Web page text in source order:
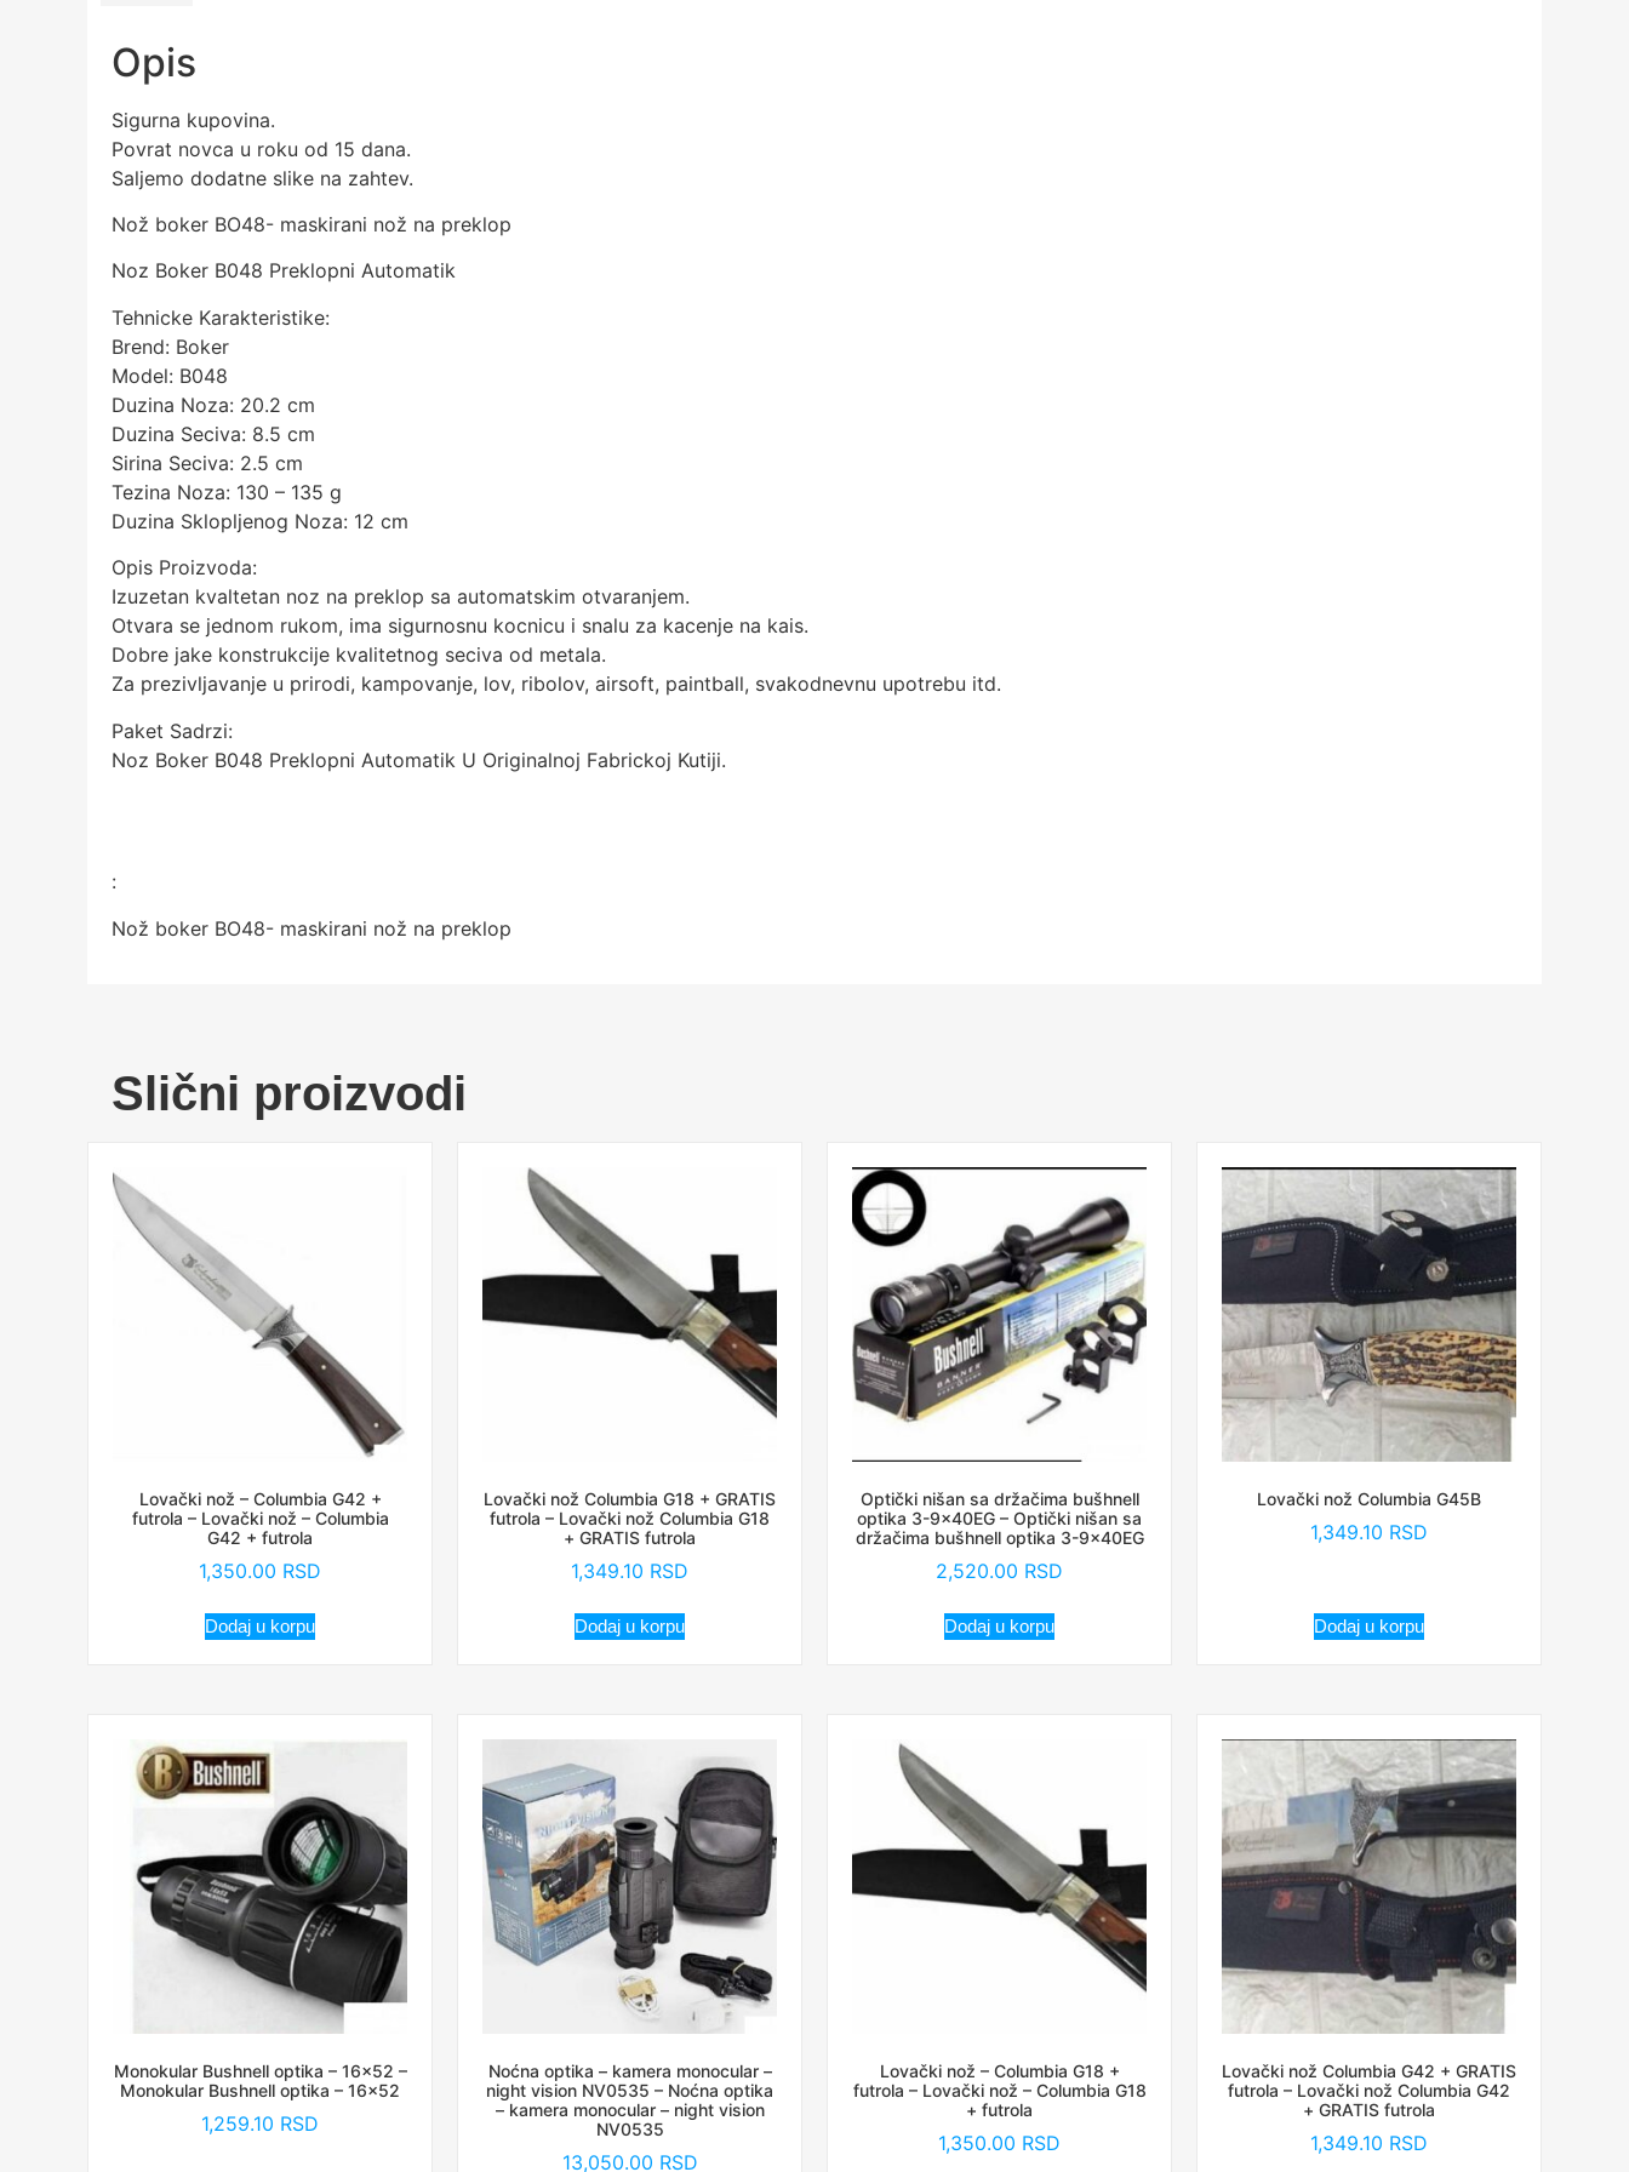
Opis
Sigurna kupovina.
Povrat novca u roku od 15 dana.
Saljemo dodatne slike na zahtev.
Nož boker BO48- maskirani nož na preklop
Noz Boker B048 Preklopni Automatik
Tehnicke Karakteristike:
Brend: Boker
Model: B048
Duzina Noza: 20.2 cm
Duzina Seciva: 8.5 cm
Sirina Seciva: 2.5 cm
Tezina Noza: 130 – 135 g
Duzina Sklopljenog Noza: 12 cm
Opis Proizvoda:
Izuzetan kvaltetan noz na preklop sa automatskim otvaranjem.
Otvara se jednom rukom, ima sigurnosnu kocnicu i snalu za kacenje na kais.
Dobre jake konstrukcije kvalitetnog seciva od metala.
Za prezivljavanje u prirodi, kampovanje, lov, ribolov, airsoft, paintball, svakodnevnu upotrebu itd.
Paket Sadrzi:
Noz Boker B048 Preklopni Automatik U Originalnoj Fabrickoj Kutiji.
:
Nož boker BO48- maskirani nož na preklop
Slični proizvodi
Lovački nož – Columbia G42 +
futrola – Lovački nož – Columbia
G42 + futrola
1,350.00 RSD
Dodaj u korpu
Lovački nož Columbia G18 + GRATIS
futrola – Lovački nož Columbia G18
+ GRATIS futrola
1,349.10 RSD
Dodaj u korpu
Optički nišan sa držačima bušhnell
optika 3-9x40EG – Optički nišan sa
držačima bušhnell optika 3-9x40EG
2,520.00 RSD
Dodaj u korpu
Lovački nož Columbia G45B
1,349.10 RSD
Dodaj u korpu
Monokular Bushnell optika – 16×52 –
Monokular Bushnell optika – 16×52
1,259.10 RSD
Noćna optika – kamera monocular –
night vision NV0535 – Noćna optika
– kamera monocular – night vision
NV0535
13,050.00 RSD
Lovački nož – Columbia G18 +
futrola – Lovački nož – Columbia G18
+ futrola
1,350.00 RSD
Lovački nož Columbia G42 + GRATIS
futrola – Lovački nož Columbia G42
+ GRATIS futrola
1,349.10 RSD